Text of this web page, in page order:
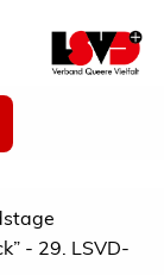
- 29. LSVD-